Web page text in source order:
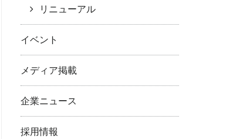
リニューアル
イベント
メディア掲載
企業ニュース
採用情報